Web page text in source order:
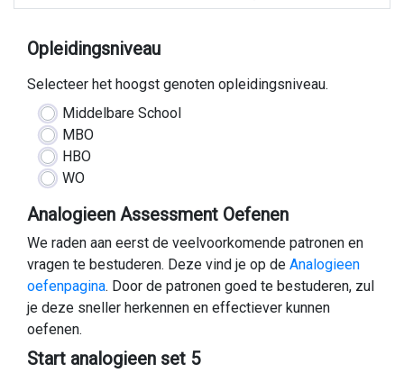
Opleidingsniveau
Selecteer het hoogst genoten opleidingsniveau.
Middelbare School
MBO
HBO
WO
Analogieen Assessment Oefenen
We raden aan eerst de veelvoorkomende patronen en
vragen te bestuderen. Deze vind je op de Analogieen
oefenpagina. Door de patronen goed te bestuderen, zul
je deze sneller herkennen en effectiever kunnen
oefenen.
Start analogieen set 5